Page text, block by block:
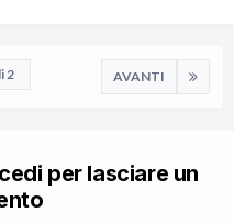
AVANTI
2
per lasciare un